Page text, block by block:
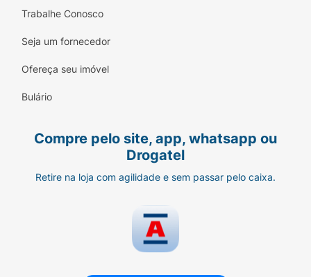
Trabalhe Conosco
Seja um fornecedor
Ofereça seu imóvel
Bulário
Compre pelo site, app, whatsapp ou
Drogatel
Retire na loja com agilidade e sem passar pelo caixa.